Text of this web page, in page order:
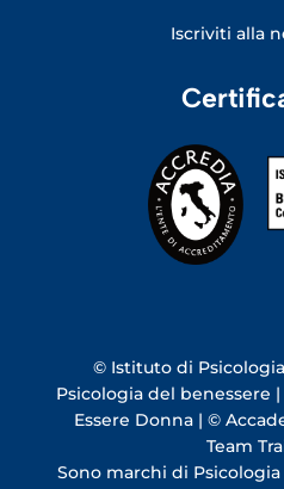
Iscriviti alla
© Istituto di
Psicologia del benessere
Essere Donna | ©
Team
Sono marchi di